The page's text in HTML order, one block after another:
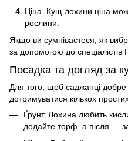
Ціна. Кущ лохини ціна
рослини.
Якщо ви сумніваєтеся, як
за допомогою до спеціалістів
Посадка та догляд за
Для того, щоб саджанці
дотримуватися кількох
Ґрунт. Лохина любить
додайте торф, а після —